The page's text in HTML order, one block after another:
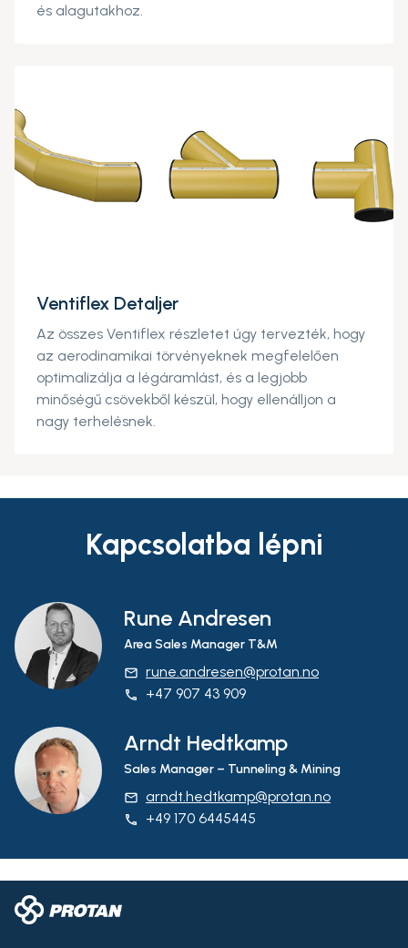
és alagutakhoz.
Ventiflex Detaljer
Az összes Ventiflex részletet úgy tervezték, hogy
az aerodinamikai törvényeknek megfelelően
optimalizálja a légáramlást, és a legjobb
minőségű csövekből készül, hogy ellenálljon a
nagy terhelésnek.
Kapcsolatba lépni
Rune Andresen
Area Sales Manager T&M
email rune.andresen@protan.no
phone +47 907 43 909
Arndt Hedtkamp
Sales Manager – Tunneling & Mining
email arndt.hedtkamp@protan.no
phone +49 170 6445445